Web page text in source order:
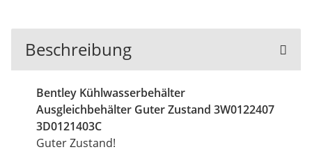
Beschreibung
Bentley Kühlwasserbehälter
Ausgleichbehälter Guter Zustand 3W0122407
3D0121403C
Guter Zustand!